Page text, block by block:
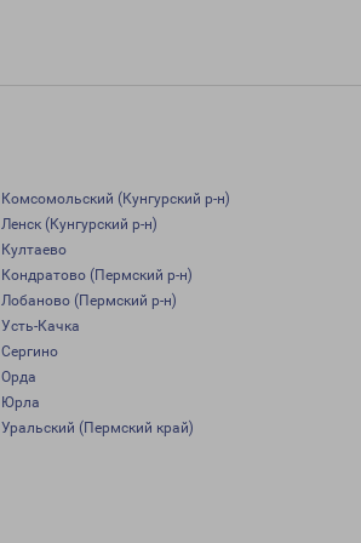
Комсомольский (Кунгурский р-н)
Ленск (Кунгурский р-н)
Култаево
Кондратово (Пермский р-н)
Лобаново (Пермский р-н)
Усть-Качка
Сергино
Орда
Юрла
Уральский (Пермский край)